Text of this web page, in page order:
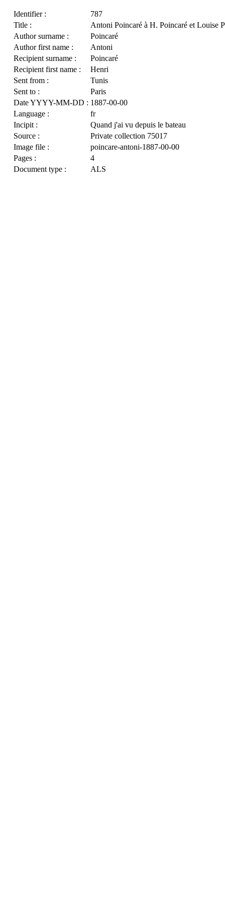
Identifier :
787
Title :
Antoni Poincaré à H. Poincaré et Louise
Author surname :
Poincaré
Author first name :
Antoni
Recipient surname :
Poincaré
Recipient first name :
Henri
Sent from :
Tunis
Sent to :
Paris
Date YYYY-MM-DD : 1887-00-00
Language :
fr
Incipit :
Quand j'ai vu depuis le bateau
Source :
Private collection 75017
Image file :
poincare-antoni-1887-00-00
Pages :
4
Document type :
ALS